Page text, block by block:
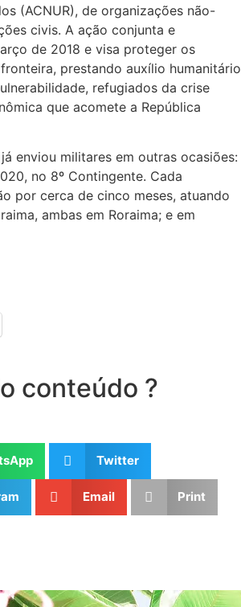
(ACNUR), de organizações não-
civis. A ação conjunta e
de 2018 e visa proteger os
prestando auxílio humanitário
refugiados da crise
que acomete a República
enviou militares em outras ocasiões:
no 8º Contingente. Cada
por cerca de cinco meses, atuando
ambas em Roraima; e em
conteúdo ?
Twitter
Email Print